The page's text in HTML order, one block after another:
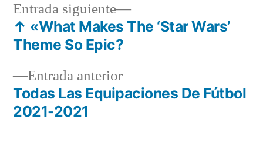
Navegación
entradas
Entrada anteriorEntrada
anterior:
Todas Las Equipaciones De Fútbol
2021-2021
Entrada siguiente
Entrada
siguiente:
↑ «What Makes The ‘Star Wars’
Theme So Epic?